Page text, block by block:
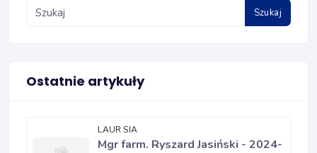
Szukaj
Ostatnie artykuły
LAUR SIA
Mgr farm. Ryszard Jasiński - 2024-